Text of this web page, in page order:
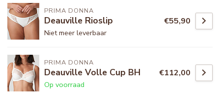
PRIMA DONNA
Deauville Rioslip
Niet meer leverbaar
€55,90
PRIMA DONNA
Deauville Volle Cup BH
Op voorraad
€112,00